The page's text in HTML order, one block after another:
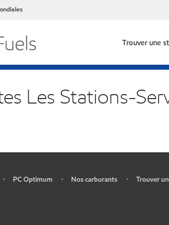
Trouver une
Les Stations-
• PC Optimum • Nos carburants • Trouver